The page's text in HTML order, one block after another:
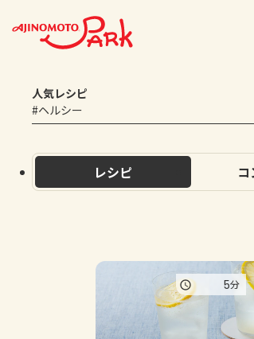
人気レシピ
#ヘルシー
レシピ
5分